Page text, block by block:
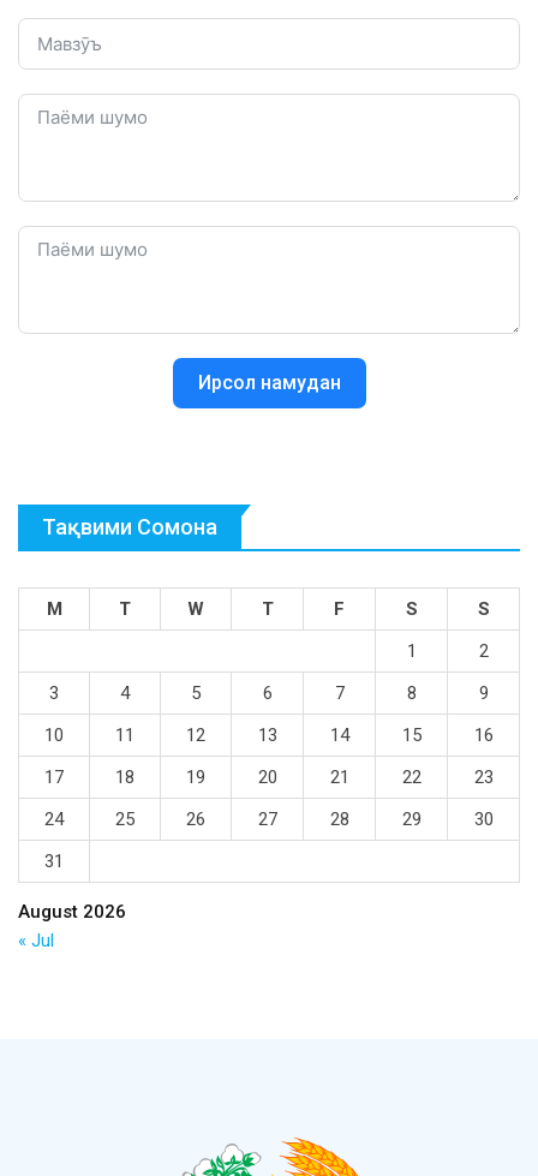
Ирсол намудан
Тақвими Сомона
August 2026
M T W T F S
S
1
2
3
4 5 6 7 8
9
10
11 12 13 14 15
16
17
18 19 20 21 22
23
24
25 26 27 28 29
30
31
« Jul